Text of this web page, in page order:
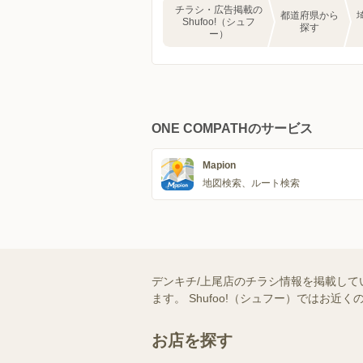
チラシ・広告掲載の
Shufoo!（シュフ
ー）
都道府県から
探す
ONE COMPATHのサービス
Mapion
地図検索、ルート検索
デンキチ/上尾店のチラシ情報を掲載し
ます。 Shufoo!（シュフー）ではお近く
お店を探す